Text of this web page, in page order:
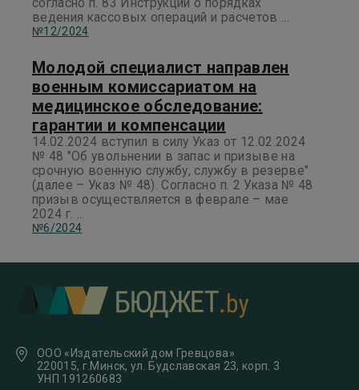
ведения кассовых операций и расчетов ...
№12/2024
Молодой специалист направлен
военным комиссариатом на
медицинское обследование:
гарантии и компенсации
14.02.2024 вступил в силу Указ от 12.02.2024
№ 48 "Об увольнении в запас и призыве на
срочную военную службу, службу в резерве"
(далее – Указ № 48). Согласно п. 2 Указа № 48
призыв осуществляется в феврале – мае
2024 г. ...
№6/2024
ООО «Издательский дом Гревцова»
220015, г.Минск, ул. Будславская 23, корп. 3
УНП 191260683